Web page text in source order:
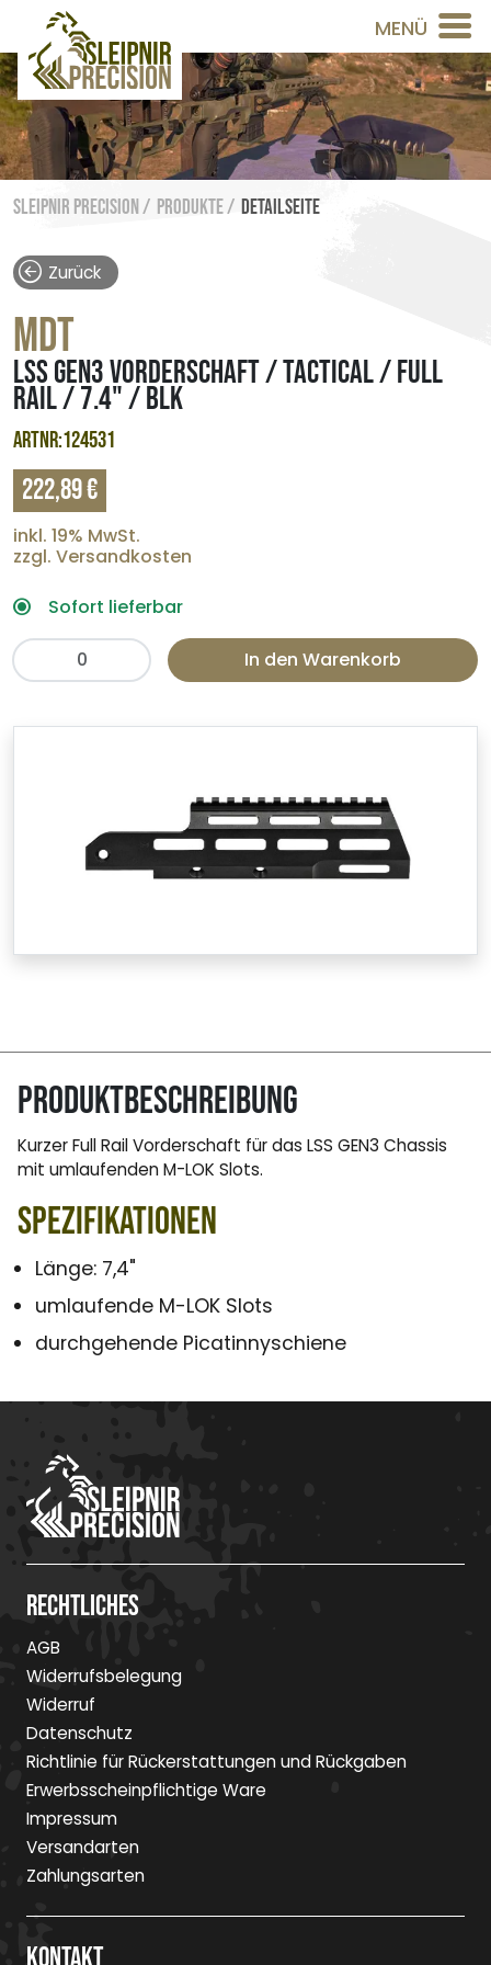
MENÜ
Sleipnir Precision / Produkte / Detailseite
Zurück
MDT
LSS GEN3 VORDERSCHAFT / TACTICAL / FULL
RAIL / 7.4" / BLK
ARTNR:124531
222,89 €
inkl. 19% MwSt.
zzgl. Versandkosten
Sofort lieferbar
In den Warenkorb
Produktbeschreibung
Kurzer Full Rail Vorderschaft für das LSS GEN3 Chassis
mit umlaufenden M-LOK Slots.
Spezifikationen
Länge: 7,4"
umlaufende M-LOK Slots
durchgehende Picatinnyschiene
Rechtliches
AGB
Widerrufsbelegung
Widerruf
Datenschutz
Richtlinie für Rückerstattungen und Rückgaben
Erwerbsscheinpflichtige Ware
Impressum
Versandarten
Zahlungsarten